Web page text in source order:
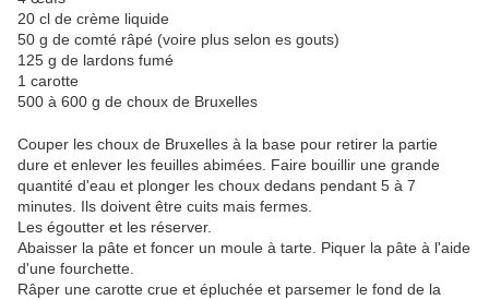
20 cl de crème liquide
50 g de comté râpé (voire plus selon es gouts)
125 g de lardons fumé
1 carotte
500 à 600 g de choux de Bruxelles
Couper les choux de Bruxelles à la base pour retirer la partie
dure et enlever les feuilles abimées. Faire bouillir une grande
quantité d'eau et plonger les choux dedans pendant 5 à 7
minutes. Ils doivent être cuits mais fermes.
Les égoutter et les réserver.
Abaisser la pâte et foncer un moule à tarte. Piquer la pâte à l'aide
d'une fourchette.
Râper une carotte crue et épluchée et parsemer le fond de la